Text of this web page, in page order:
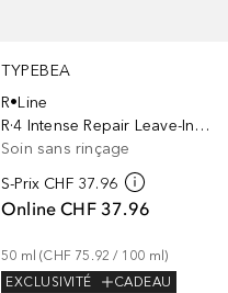
TYPEBEA
R•Line
R·4 Intense Repair Leave-In Treatment
Soin sans rinçage
S-Prix CHF 37.96
Online CHF 37.96
50 ml (CHF 75.92 / 100 ml)
EXCLUSIVITÉ
CADEAU